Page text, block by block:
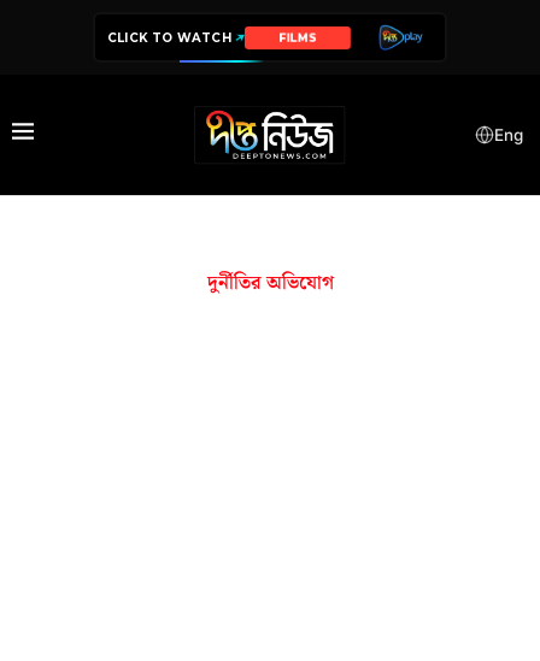
CLICK TO WATCH FILMS
Eng
দুর্নীতির অভিযোগ